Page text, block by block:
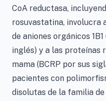
CoA reductasa,
rosuvastatina,
de aniones orgánicos
inglés) y a las proteínas
mama (BCRP por sus
pacientes con
disolutas de la familia